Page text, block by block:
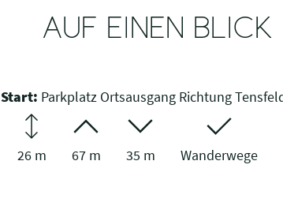
AUF EINEN BLICK
Start: Parkplatz Ortsausgang Richtung
26 m 67 m 35 m Wanderwege